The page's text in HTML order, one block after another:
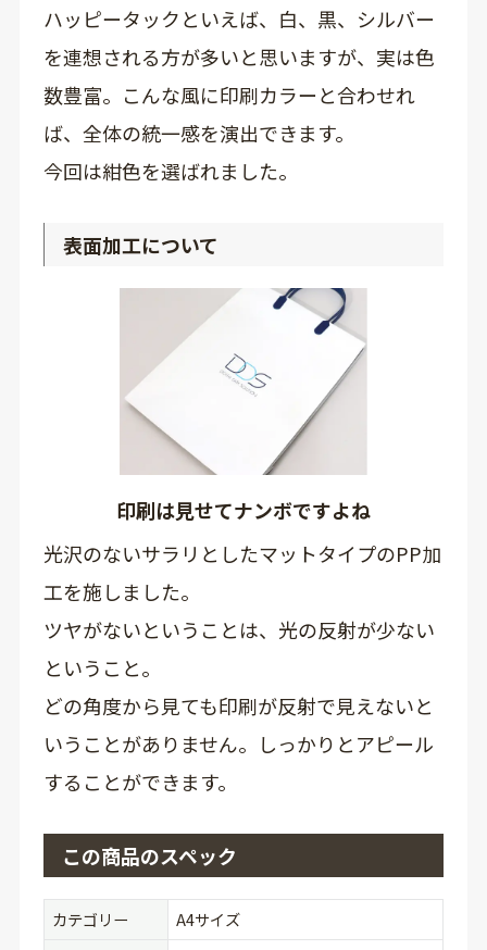
ハッピータックといえば、白、黒、シルバー
を連想される方が多いと思いますが、実は色
数豊富。こんな風に印刷カラーと合わせれ
ば、全体の統一感を演出できます。
今回は紺色を選ばれました。
表面加工について
印刷は見せてナンボですよね
光沢のないサラリとしたマットタイプのPP加
工を施しました。
ツヤがないということは、光の反射が少ない
ということ。
どの角度から見ても印刷が反射で見えないと
いうことがありません。しっかりとアピール
することができます。
この商品のスペック
カテゴリー
A4サイズ